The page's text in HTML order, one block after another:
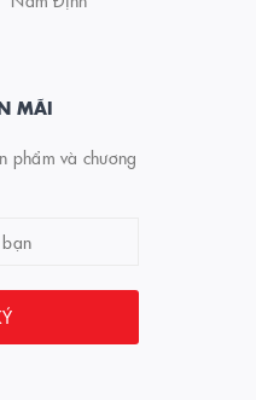
MÃI
phẩm và chương